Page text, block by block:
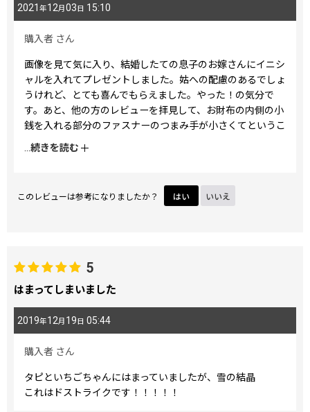
2021 年12月 03 日 15:10
購入者 さん
画像を見て気に入り、結婚したての息子のお嫁さんにイニシ
ャルを入れてプレゼントしました。姑への配慮のあるでしょ
うけれど、とても喜んでもらえました。やった！の気分で
す。あと、他の方のレビューを拝見して、お財布の内側の小
銭を入れる部分のファスナーのつまみ手が小さくてというこ
とでしたが、私はつまみ手の穴の部分に短く紐を通していま
す。こうすると紐を引くだけでファスナーがとても開けやす
ん。お試しいただければと思います。
続きを読む
このレビューは参考になりましたか？ はい いいえ
5
はまってしまいました
2019年12月 19 日 05:44
購入者 さん
タピといちごちゃんにはまっていましたが、雪の結晶
これはドストライクです！！！！！